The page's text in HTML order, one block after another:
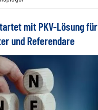
mit PKV-Lösung für
und Referendare